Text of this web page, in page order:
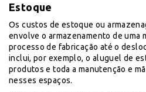
Estoque
Os custos de estoque ou
envolve o armazenamento de uma
processo de fabricação até o
inclui, por exemplo, o aluguel de
produtos e toda a manutenção e
nesses espaços.